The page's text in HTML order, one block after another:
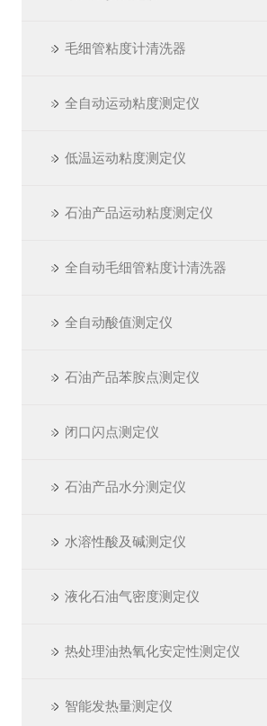
毛细管粘度计清洗器
全自动运动粘度测定仪
低温运动粘度测定仪
石油产品运动粘度测定仪
全自动毛细管粘度计清洗器
全自动酸值测定仪
石油产品苯胺点测定仪
闭口闪点测定仪
石油产品水分测定仪
水溶性酸及碱测定仪
液化石油气密度测定仪
热处理油热氧化安定性测定仪
智能发热量测定仪